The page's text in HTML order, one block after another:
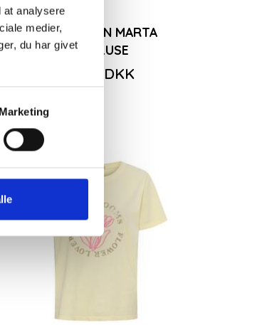
at analysere
medier,
du har givet
Marketing
MØRKEBRUN MARTA
HØRBLUSE
349,00DKK
-50%